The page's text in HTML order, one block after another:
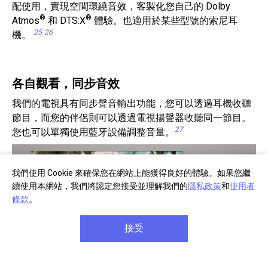
我們使用 Cookie 來確保您在網站上能獲得良好的體驗。如果您繼
續使用本網站，我們將認定您接受並理解我們的隱私政策和使用者
條款。
接受
配使用，實現空間環繞音效，客製化您自己的 Dolby
Atmos® 和 DTS:X® 體驗。也適用於某些型號的索尼耳
機。
25 26
各自觀看，同步音效
我們的電視具有同步聲音輸出功能，您可以透過耳機收聽
節目，而您的伴侶則可以透過電視揚聲器收聽同一節目。
您也可以單獨使用藍牙設備調整音量。
27